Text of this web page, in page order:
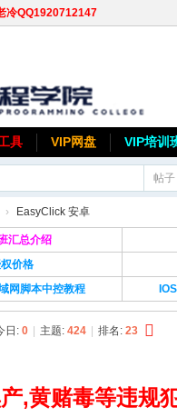
冷QQ1920712147
具 VIP网盘 VIP培训
帖子
› EasyClick 安卓
汇总介绍
权价格
网脚本中控教程
日:0 主题:424 排名:23
,黄赌毒等违规